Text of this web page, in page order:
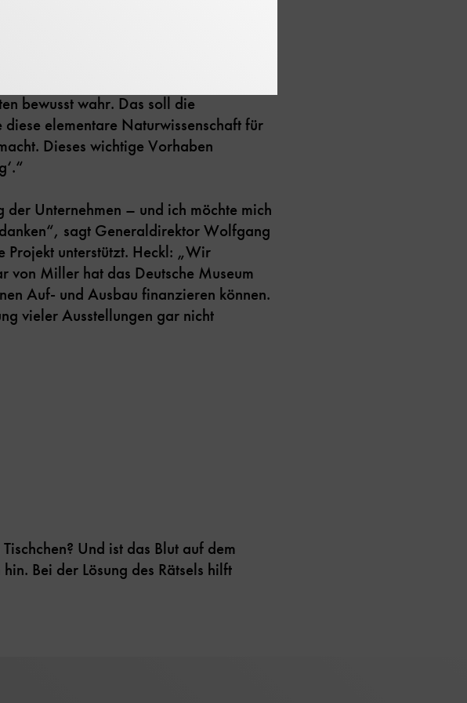
bewusst wahr. Das soll die
elementare Naturwissenschaft für
Dieses wichtige Vorhaben
Unternehmen – und ich möchte mich
sagt Generaldirektor Wolfgang
unterstützt. Heckl: „Wir
von Miller hat das Deutsche Museum
Auf- und Ausbau finanzieren können.
vieler Ausstellungen gar nicht
Und ist das Blut auf dem
Bei der Lösung des Rätsels hilft